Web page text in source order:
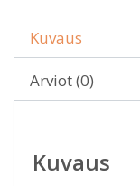
Kuvaus
Arviot (0)
Kuvaus